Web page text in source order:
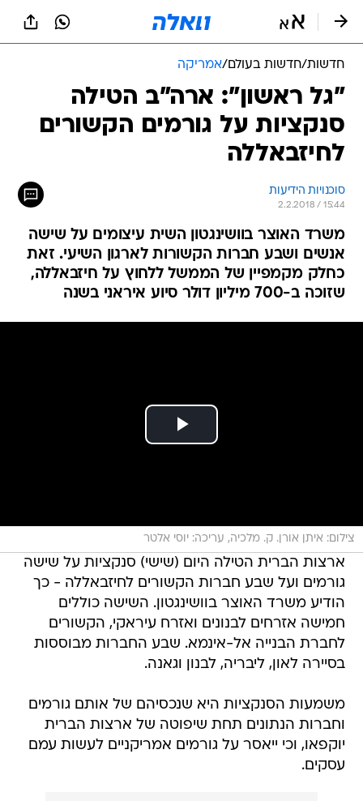
חדשות/חדשות בעולם/אמריקה
"גל ראשון": ארה"ב הטילה
סנקציות על גורמים הקשורים
לחיזבאללה
סוכנויות הידיעות
2.2.2018 / 15:44
משרד האוצר בוושינגטון השית עיצומים על שישה
אנשים ושבע חברות הקשורות לארגון השיעי. זאת
כחלק מקמפיין של הממשל ללחוץ על חיזבאללה,
שזוכה ב-700 מיליון דולר סיוע איראני בשנה
צילום: איתן אורן. ק. מלכיה, עריכה: יוסי אלטר
ארצות הברית הטילה היום (שישי) סנקציות על שישה
גורמים ועל שבע חברות הקשורים לחיזבאללה - כך
הודיע משרד האוצר בוושינגטון. השישה כוללים
חמישה אזרחים לבנונים ואזרח עיראקי, הקשורים
לחברת הבנייה אל-אינמא. שבע החברות מבוססות
בסיירה לאון, ליבריה, לבנון וגאנה.
משמעות הסנקציות היא שנכסיהם של אותם גורמים
וחברות הנתונים תחת שיפוטה של ארצות הברית
יוקפאו, וכי ייאסר על גורמים אמריקניים לעשות עמם
עסקים.